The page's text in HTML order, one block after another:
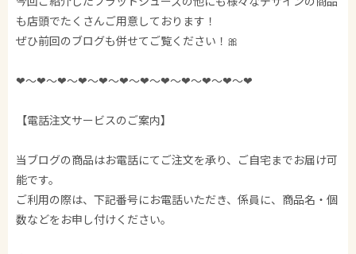
も店頭でたくさんご用意しております！
ぜひ前回のブログも併せてご覧ください！🎀
❤︎〜❤︎〜❤︎〜❤︎〜❤︎〜❤︎〜❤︎〜❤︎〜❤︎〜❤︎〜❤︎〜❤︎
【電話注文サービスのご案内】
当ブログの商品はお電話にてご注文を承り、ご自宅までお届け可
能です。
ご利用の際は、下記番号にお電話いただき、係員に、商品名・個
数などをお申し付けください。